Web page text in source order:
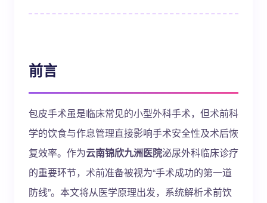
前言
包皮手术虽是临床常见的小型外科手术，但术前科
学的饮食与作息管理直接影响手术安全性及术后恢
复效率。作为云南锦欣九洲医院泌尿外科临床诊疗
的重要环节，术前准备被视为“手术成功的第一道
防线”。本文将从医学原理出发，系统解析术前饮